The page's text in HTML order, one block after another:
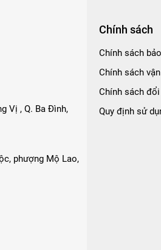
Vị , Q. Ba Đình,
phượng Mộ Lao,
Chính sách
Chính sách
Chính sách
Chính sách
Quy định sử